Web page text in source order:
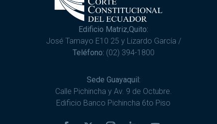
Edificio Matriz,Quito:
José Tamayo E10 25 y Lizardo García /
Teléfono: (02) 394-1800
Sede Guayaquil:
Calle Pichincha y Av. 9 de Octubre.
Edificio Banco Pichincha 6to Piso